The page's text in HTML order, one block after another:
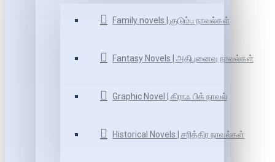
Family novels | குடும்ப நாவல்கள்
Fantasy Novels | அதிபுனைவு நாவல்கள்
Graphic Novel | கிராஃ பிக் நாவல்
Historical Novels | சரித்திர நாவல்கள்